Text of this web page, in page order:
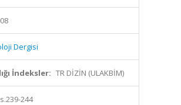
Dergisi
İndeksler: TR DİZİN (ULAKBİM)
244